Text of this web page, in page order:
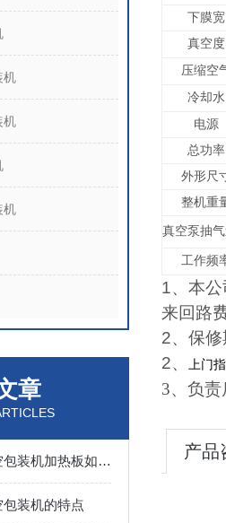
机
机
机
章
全自动拉伸膜真空包装机加热板如何维护保养
装机的特点
下膜宽
真空度
压缩空
冷却水
电源
总功率
外形尺
整机重
真空泵抽
工作频
1、本
来回路
2、保
2、 上门
3、负
产品